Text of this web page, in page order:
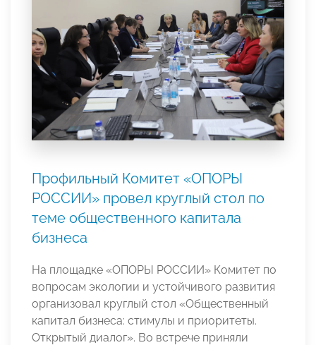
Профильный Комитет «ОПОРЫ
РОССИИ» провел круглый стол по
теме общественного капитала
бизнеса
На площадке «ОПОРЫ РОССИИ» Комитет по
вопросам экологии и устойчивого развития
организовал круглый стол «Общественный
капитал бизнеса: стимулы и приоритеты.
Открытый диалог». Во встрече приняли